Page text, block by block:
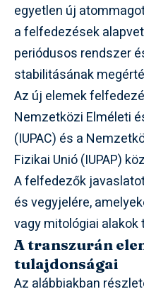
egyetlen új
a felfedezések
periódusos rendszer
stabilitásának
Az új elemek
Nemzetközi Elméleti
(IUPAC) és a
Fizikai Unió (IUPAP)
A felfedezők
és vegyjelére,
vagy mitológiai
A transzurán
tulajdonságai
Az alábbiakban